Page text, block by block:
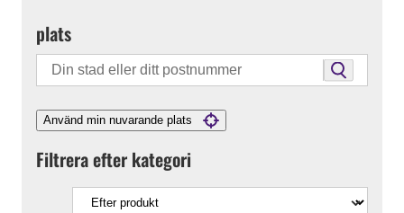
plats
Använd min nuvarande plats
Filtrera efter kategori